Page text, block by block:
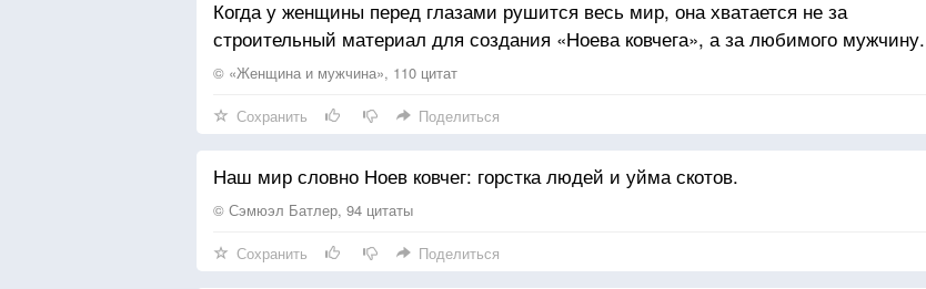
Когда у женщины перед глазами рушится весь мир, она хватается не за
строительный материал для создания «Ноева ковчега», а за любимого мужчину.
© «Женщина и мужчина», 110 цитат
Сохранить Поделиться
Наш мир словно Ноев ковчег: горстка людей и уйма скотов.
© Сэмюэл Батлер, 94 цитаты
Сохранить Поделиться